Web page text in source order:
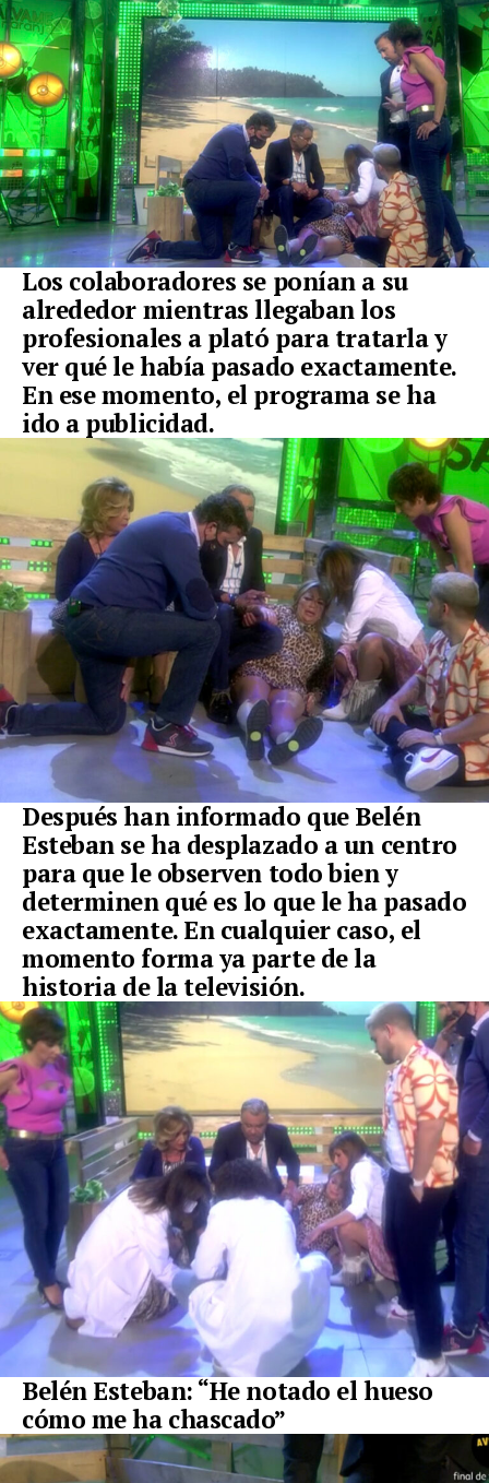
Los colaboradores se ponían a su
alrededor mientras llegaban los
profesionales a plató para tratarla y
ver qué le había pasado exactamente.
En ese momento, el programa se ha
ido a publicidad.
Después han informado que Belén
Esteban se ha desplazado a un centro
para que le observen todo bien y
determinen qué es lo que le ha pasado
exactamente. En cualquier caso, el
momento forma ya parte de la
historia de la televisión.
Belén Esteban: “He notado el hueso
cómo me ha chascado”